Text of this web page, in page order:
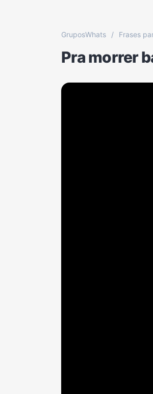
GruposWhats / Frases
Pra morrer